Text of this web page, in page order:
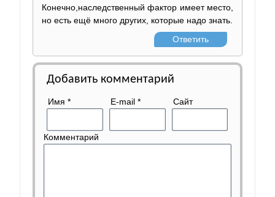
Конечно,наследственный фактор имеет место,
но есть ещё много других, которые надо знать.
Ответить
Добавить комментарий
Имя* E-mail* Сайт
Комментарий